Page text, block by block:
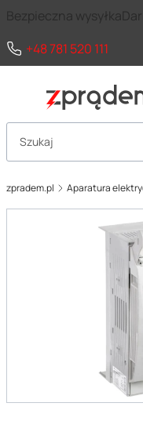
Bezpieczna wysyłka
+48 781 520 111
Otwórz wyszukiwarkę
zpradem.pl Aparatura